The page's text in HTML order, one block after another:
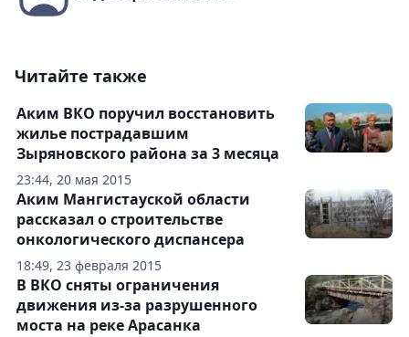
Читайте также
23:44, 20 мая 2015
Аким ВКО поручил восстановить
жилье пострадавшим
Зыряновского района за 3 месяца
18:49, 23 февраля 2015
Аким Мангистауской области
рассказал о строительстве
онкологического диспансера
В ВКО сняты ограничения
движения из-за разрушенного
моста на реке Арасанка